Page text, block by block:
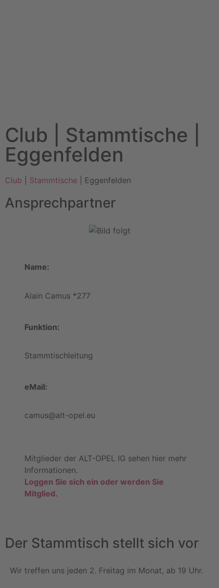
Club | Stammtische |
Eggenfelden
Club Stammtische | Eggenfelden
Ansprechpartner
Name:
Alain Camus *277
Funktion:
Stammtischleitung
eMail:
camus@alt-opel.eu
Mitglieder der ALT-OPEL IG sehen hier mehr
Informationen.
Loggen Sie sich ein oder werden Sie
Mitglied.
Der Stammtisch stellt sich vor
Wir treffen uns jeden 2. Freitag im Monat, ab 19 Uhr.